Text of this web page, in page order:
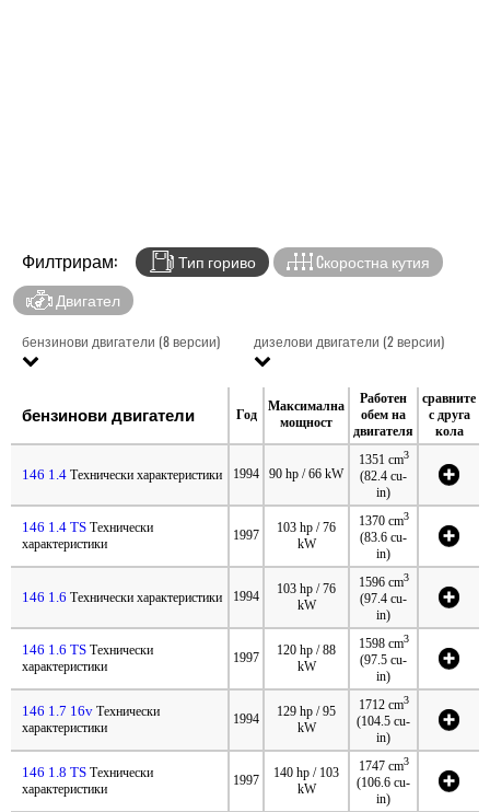
Филтрирам: Тип гориво
Cкоростна кутия
Двигател
бензинови двигатели (8 версии) дизелови двигатели (2 версии)
бензинови двигатели Год
Максимална
мощност
Работен
обем на
двигателя
сравните
с друга
кола
146 1.4 Технически характеристики 1994 90 hp / 66 kW
1351 cm3
(82.4 cu-
in)
146 1.4 TS Технически
характеристики
1997
103 hp / 76
kW
1370 cm3
(83.6 cu-
in)
146 1.6 Технически характеристики 1994
103 hp / 76
kW
1596 cm3
(97.4 cu-
in)
146 1.6 TS Технически
характеристики
1997
120 hp / 88
kW
1598 cm3
(97.5 cu-
in)
146 1.7 16v Технически
характеристики
1994
129 hp / 95
kW
1712 cm3
(104.5 cu-
in)
146 1.8 TS Технически
характеристики
1997
140 hp / 103
kW
1747 cm3
(106.6 cu-
in)